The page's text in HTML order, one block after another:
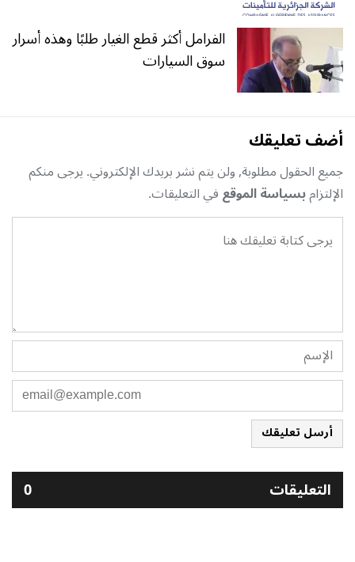
الفرامل أكثر قطع الغيار طلبًا وهذه أسرار
سوق السيارات
أضف تعليقك
جميع الحقول مطلوبة, ولن يتم نشر بريدك الإلكتروني. يرجى منكم
الإلتزامبسياسة الموقعفي التعليقات.
أرسل تعليقك
التعليقات 0